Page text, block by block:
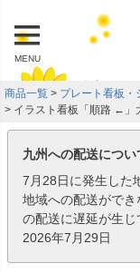
MENU
商品一覧 プレート看板・
イラスト看板「順路 ←」
九州への配送につい
7月28日に発生した
地域への配送がで
の配送に遅延が生じ
2026年7月29日